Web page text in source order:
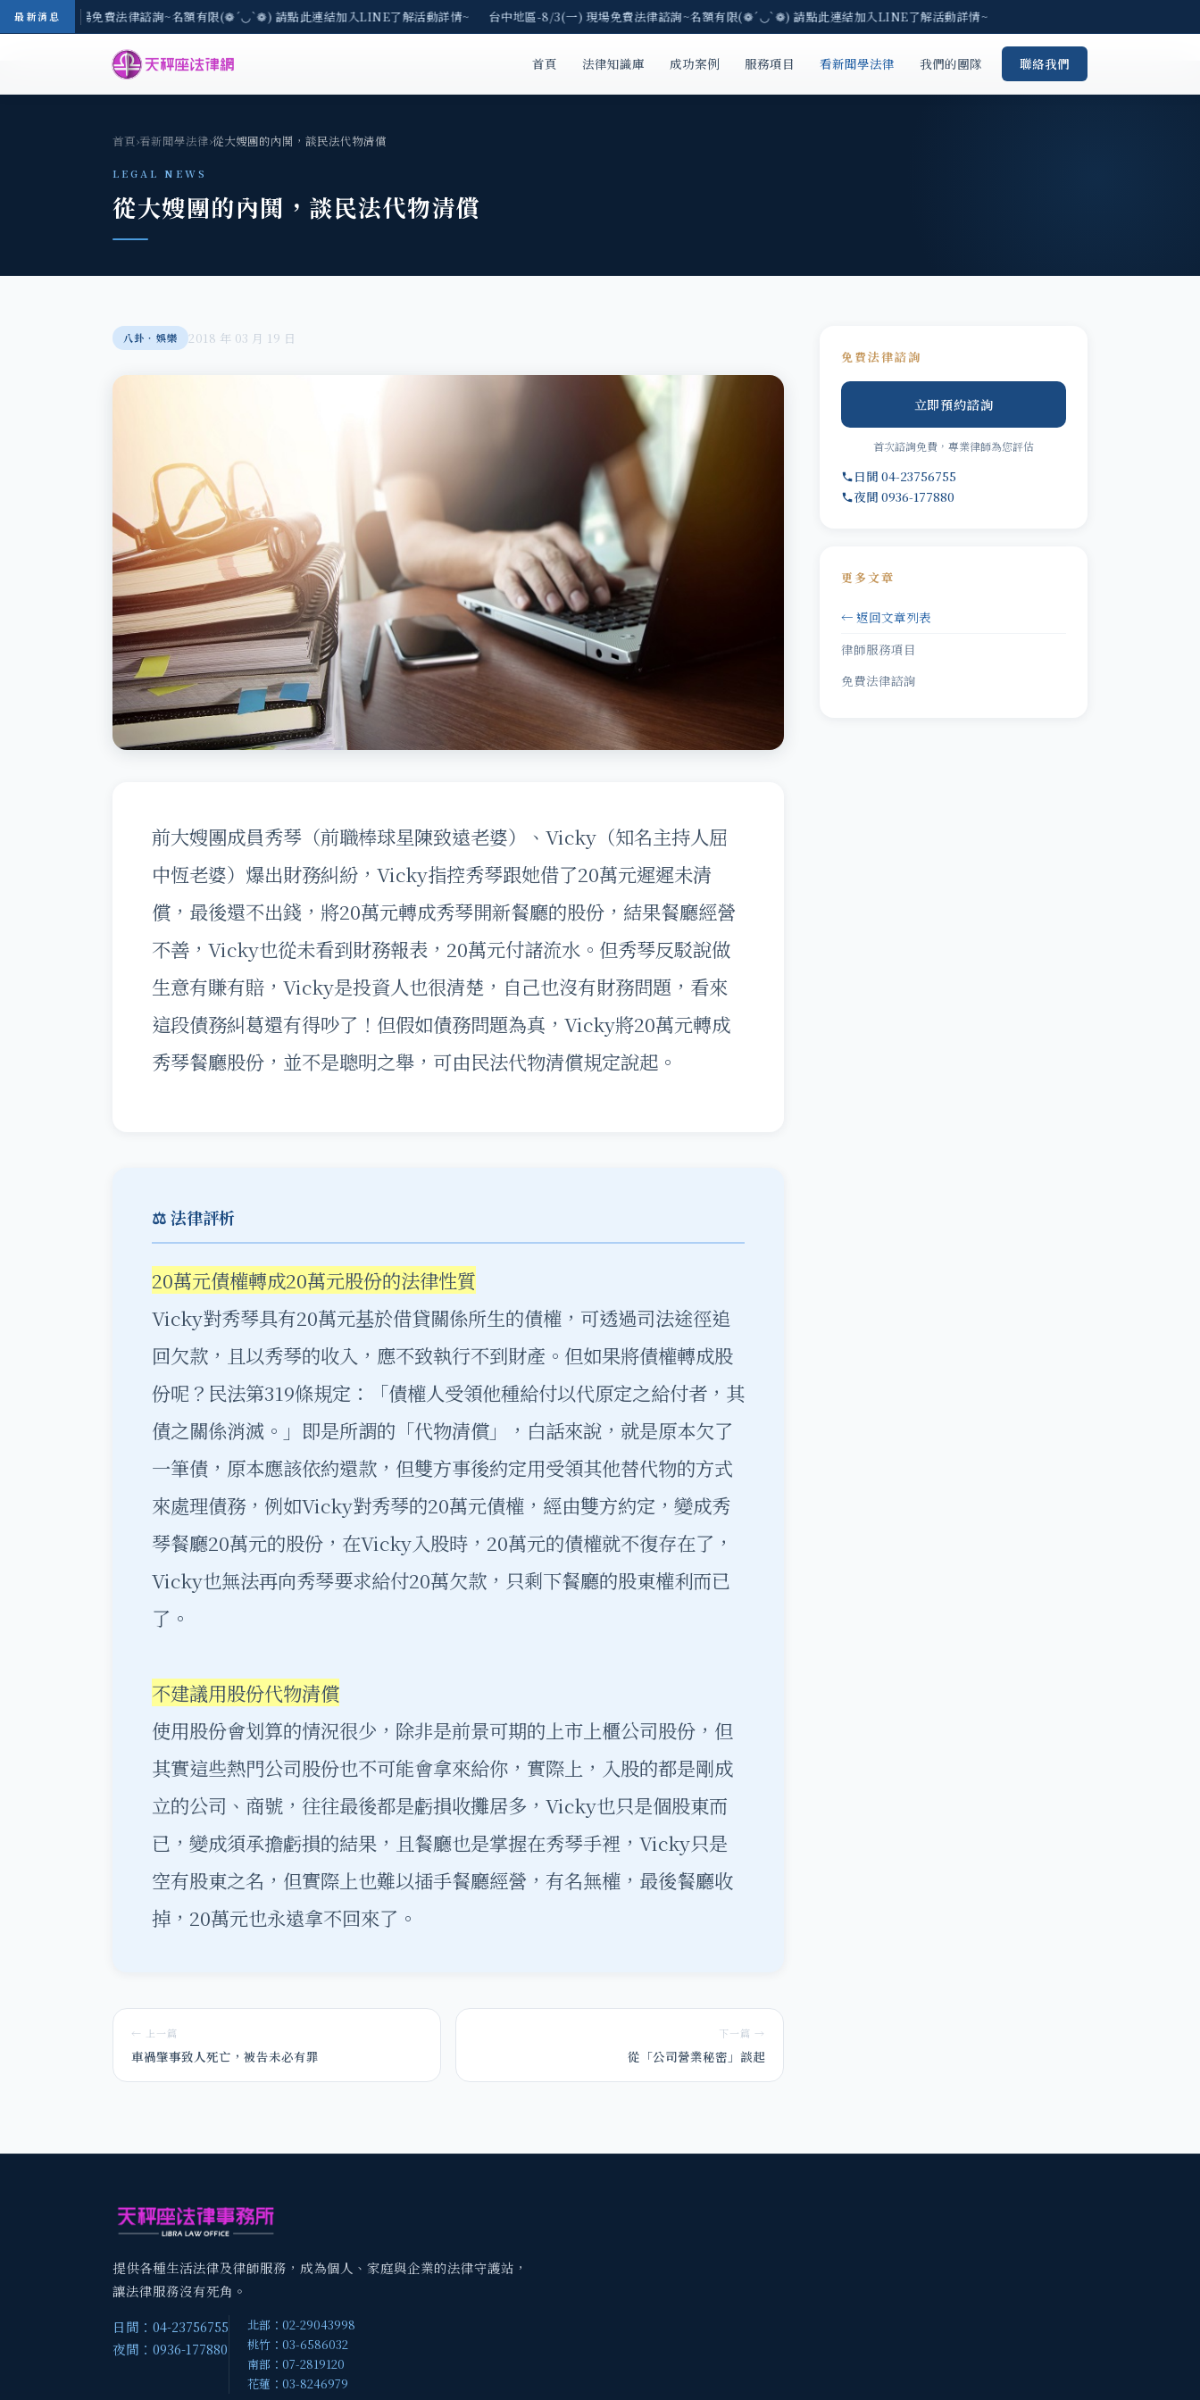
最新消息
-8/3(一) 現場免費法律諮詢~名額有限(❁´◡`❁) 請點此連結加入LINE了解活動詳情~ 台中地區-8/3(一) 現場免費法律諮詢~名額有限(❁´◡`❁) 請點此連結加入LINE了解活動詳情~
首頁 法律知識庫 成功案例 服務項目 看新聞學法律 我們的團隊 聯絡我們
首頁›看新聞學法律›從大嫂團的內鬨，談民法代物清償
LEGAL NEWS
從大嫂團的內鬨，談民法代物清償
八卦‧娛樂 2018 年 03 月 19 日
前大嫂團成員秀琴（前職棒球星陳致遠老婆）、Vicky（知名主持人屈
中恆老婆）爆出財務糾紛，Vicky指控秀琴跟她借了20萬元遲遲未清
償，最後還不出錢，將20萬元轉成秀琴開新餐廳的股份，結果餐廳經營
不善，Vicky也從未看到財務報表，20萬元付諸流水。但秀琴反駁說做
生意有賺有賠，Vicky是投資人也很清楚，自己也沒有財務問題，看來
這段債務糾葛還有得吵了！但假如債務問題為真，Vicky將20萬元轉成
秀琴餐廳股份，並不是聰明之舉，可由民法代物清償規定說起。
⚖️ 法律評析
20萬元債權轉成20萬元股份的法律性質
Vicky對秀琴具有20萬元基於借貸關係所生的債權，可透過司法途徑追
回欠款，且以秀琴的收入，應不致執行不到財產。但如果將債權轉成股
份呢？民法第319條規定：「債權人受領他種給付以代原定之給付者，其
債之關係消滅。」即是所謂的「代物清償」，白話來說，就是原本欠了
一筆債，原本應該依約還款，但雙方事後約定用受領其他替代物的方式
來處理債務，例如Vicky對秀琴的20萬元債權，經由雙方約定，變成秀
琴餐廳20萬元的股份，在Vicky入股時，20萬元的債權就不復存在了，
Vicky也無法再向秀琴要求給付20萬欠款，只剩下餐廳的股東權利而已
了。
不建議用股份代物清償
使用股份會划算的情況很少，除非是前景可期的上市上櫃公司股份，但
其實這些熱門公司股份也不可能會拿來給你，實際上，入股的都是剛成
立的公司、商號，往往最後都是虧損收攤居多，Vicky也只是個股東而
已，變成須承擔虧損的結果，且餐廳也是掌握在秀琴手裡，Vicky只是
空有股東之名，但實際上也難以插手餐廳經營，有名無權，最後餐廳收
掉，20萬元也永遠拿不回來了。
← 上一篇
車禍肇事致人死亡，被告未必有罪
下一篇 →
從「公司營業秘密」談起
免費法律諮詢
立即預約諮詢
首次諮詢免費，專業律師為您評估
日間 04-23756755
夜間 0936-177880
更多文章
← 返回文章列表
律師服務項目
免費法律諮詢
提供各種生活法律及律師服務，成為個人、家庭與企業的法律守護站，
讓法律服務沒有死角。
日間：04-23756755
夜間：0936-177880
北部：02-29043998
桃竹：03-6586032
南部：07-2819120
花蓮：03-8246979